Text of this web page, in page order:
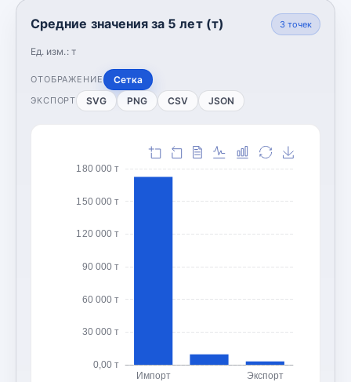
Средние значения за 5 лет (т)
Ед. изм.: т
3точек
ОТОБРАЖЕНИЕ Сетка
ЭКСПОРТ SVG PNG CSV JSON
0,00 т
30 000 т
60 000 т
90 000 т
120 000 т
150 000 т
180 000 т
Импорт Экспорт